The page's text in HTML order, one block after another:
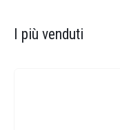
I più venduti